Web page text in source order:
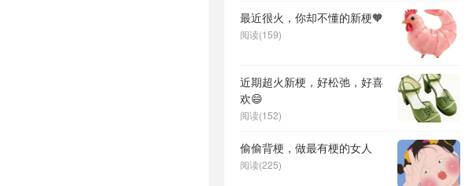
最近很火，你却不懂的新梗🧡
阅读(159)
近期超火新梗，好松弛，好喜
欢😄
阅读(152)
偷偷背梗，做最有梗的女人
阅读(225)